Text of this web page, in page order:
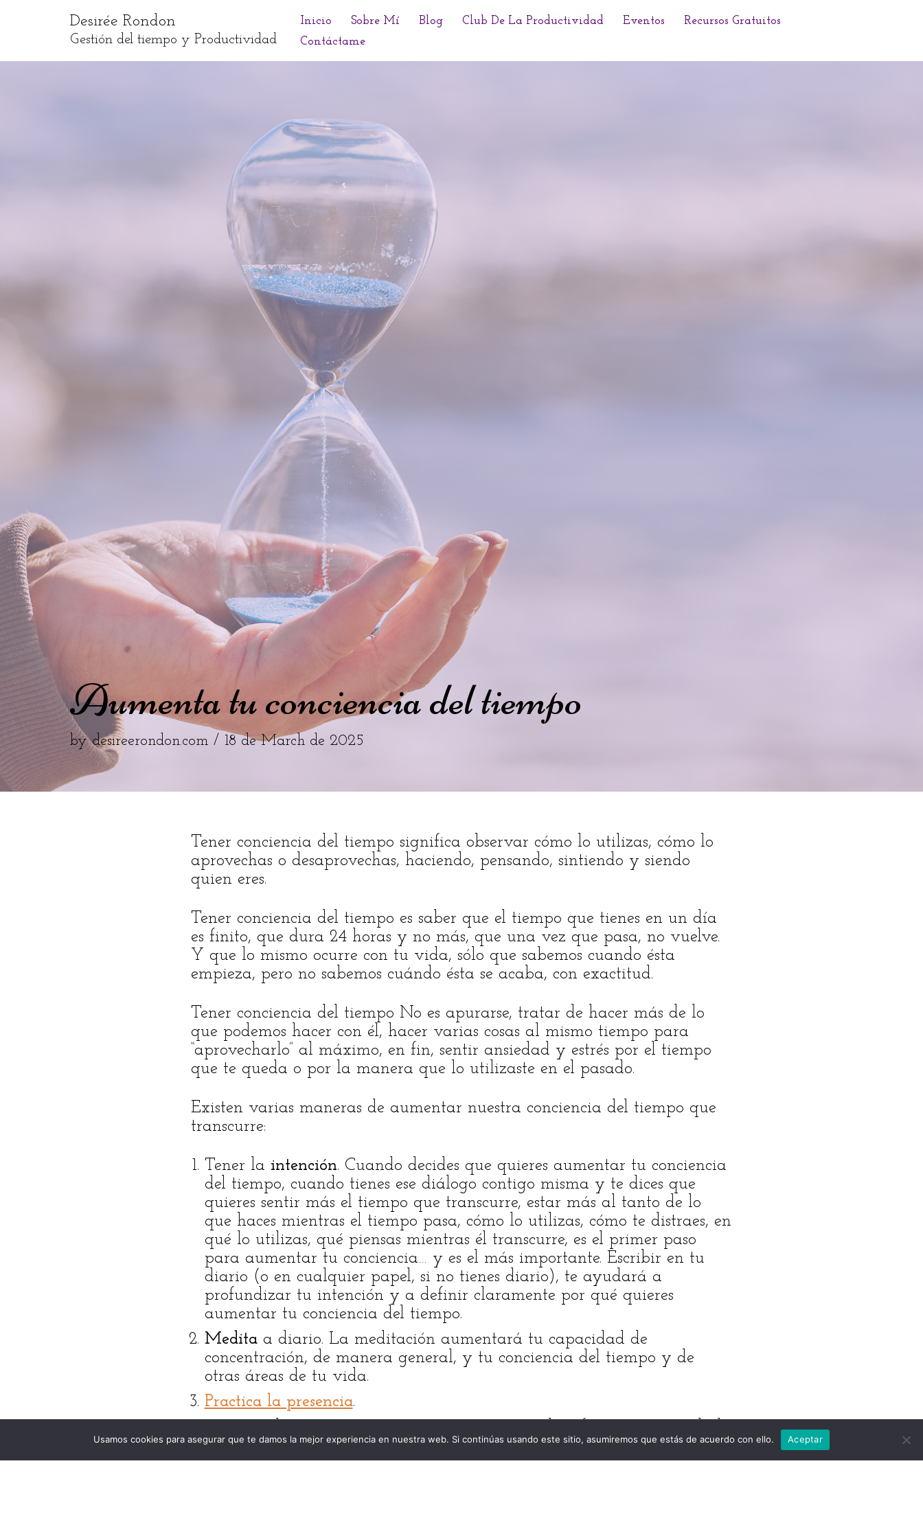
to
Desirée Rondon
Gestión del tiempo y Productividad
Inicio Sobre Mí Blog Club De La Productividad Eventos
Recursos Gratuitos
Contáctame
Aumenta tu conciencia del tiempo
bydesireerondon.com 18 de March de 2025
Tener conciencia del tiempo significa observar cómo lo utilizas, cómo lo
aprovechas o desaprovechas, haciendo, pensando, sintiendo y siendo
quien eres.
Tener conciencia del tiempo es saber que el tiempo que tienes en un día
es finito, que dura 24 horas y no más, que una vez que pasa, no vuelve.
Y que lo mismo ocurre con tu vida, sólo que sabemos cuando ésta
empieza, pero no sabemos cuándo ésta se acaba, con exactitud.
Tener conciencia del tiempo No es apurarse, tratar de hacer más de lo
que podemos hacer con él, hacer varias cosas al mismo tiempo para
“aprovecharlo” al máximo, en fin, sentir ansiedad y estrés por el tiempo
que te queda o por la manera que lo utilizaste en el pasado.
Existen varias maneras de aumentar nuestra conciencia del tiempo que
transcurre:
Tener la intención. Cuando decides que quieres aumentar tu conciencia
del tiempo, cuando tienes ese diálogo contigo misma y te dices que
quieres sentir más el tiempo que transcurre, estar más al tanto de lo
que haces mientras el tiempo pasa, cómo lo utilizas, cómo te distraes, en
qué lo utilizas, qué piensas mientras él transcurre, es el primer paso
para aumentar tu conciencia… y es el más importante. Escribir en tu
diario (o en cualquier papel, si no tienes diario), te ayudará a
profundizar tu intención y a definir claramente por qué quieres
aumentar tu conciencia del tiempo.
Medita a diario. La meditación aumentará tu capacidad de
concentración, de manera general, y tu conciencia del tiempo y de
otras áreas de tu vida.
Practica la presencia.
nueva vas a comenzar y decirte, en una frase corta, cuál es tu objetivo
al realizarla.
Usamos cookies para asegurar que te damos la mejor experiencia en nuestra web. Si continúas usando este sitio, asumiremos que estás de acuerdo con ello. Aceptar